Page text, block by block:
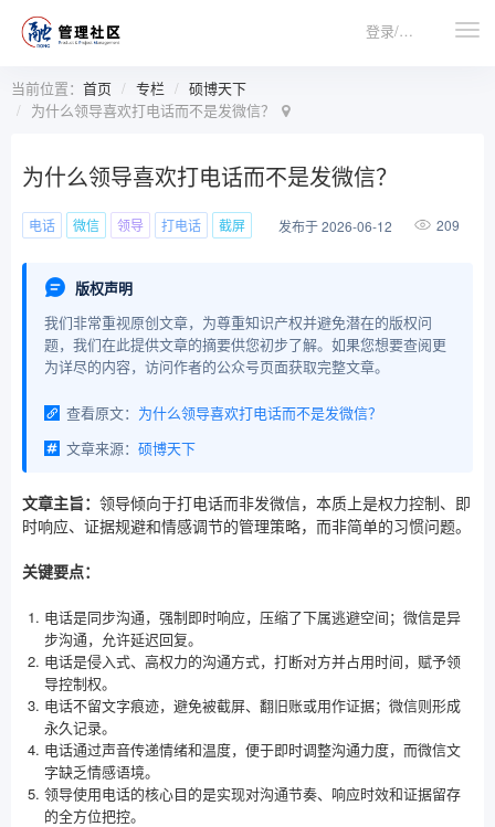
登录/注册
当前位置： 首页 专栏
硕博天下
为什么领导喜欢打电话而不是发微信？
为什么领导喜欢打电话而不是发微信？
电话 微信 领导 打电话 截屏 发布于 2026-06-12 209
版权声明
我们非常重视原创文章，为尊重知识产权并避免潜在的版权问
题，我们在此提供文章的摘要供您初步了解。如果您想要查阅更
为详尽的内容，访问作者的公众号页面获取完整文章。
查看原文： 为什么领导喜欢打电话而不是发微信？
文章来源： 硕博天下
文章主旨： 领导倾向于打电话而非发微信，本质上是权力控制、即
时响应、证据规避和情感调节的管理策略，而非简单的习惯问题。
关键要点：
电话是同步沟通，强制即时响应，压缩了下属逃避空间；微信是异
步沟通，允许延迟回复。
电话是侵入式、高权力的沟通方式，打断对方并占用时间，赋予领
导控制权。
电话不留文字痕迹，避免被截屏、翻旧账或用作证据；微信则形成
永久记录。
电话通过声音传递情绪和温度，便于即时调整沟通力度，而微信文
字缺乏情感语境。
领导使用电话的核心目的是实现对沟通节奏、响应时效和证据留存
的全方位把控。